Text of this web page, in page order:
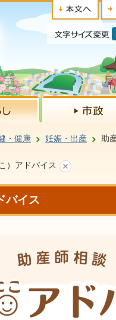
・健康 妊娠・出産 助
）アドバイス
バイス